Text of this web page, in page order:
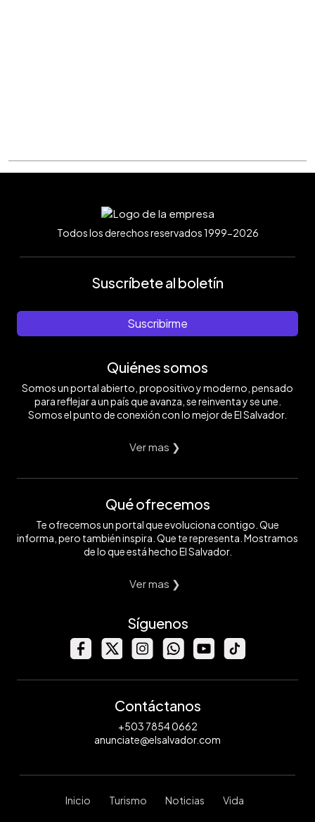
Todos los derechos reservados 1999-2026
Suscríbete al boletín
Suscribirme
Quiénes somos
Somos un portal abierto, propositivo y moderno, pensado
para reflejar a un país que avanza, se reinventa y se une.
Somos el punto de conexión con lo mejor de El Salvador.
Ver mas ❯
Qué ofrecemos
Te ofrecemos un portal que evoluciona contigo. Que
informa, pero también inspira. Que te representa. Mostramos
de lo que está hecho El Salvador.
Ver mas ❯
Síguenos
Contáctanos
+503 7854 0662
anunciate@elsalvador.com
Inicio Turismo Noticias Vida